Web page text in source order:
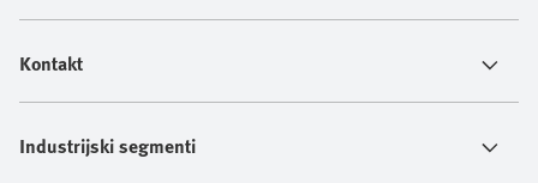
Kontakt
Industrijski segmenti